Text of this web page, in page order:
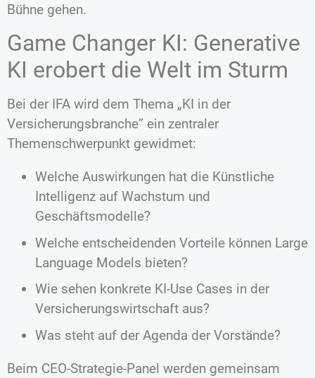
Bühne gehen.
Game Changer KI: Generative
KI erobert die Welt im Sturm
Bei der IFA wird dem Thema „KI in der
Versicherungsbranche” ein zentraler
Themenschwerpunkt gewidmet:
Welche Auswirkungen hat die Künstliche
Intelligenz auf Wachstum und
Geschäftsmodelle?
Welche entscheidenden Vorteile können Large
Language Models bieten?
Wie sehen konkrete KI-Use Cases in der
Versicherungswirtschaft aus?
Was steht auf der Agenda der Vorstände?
Beim CEO-Strategie-Panel werden gemeinsam